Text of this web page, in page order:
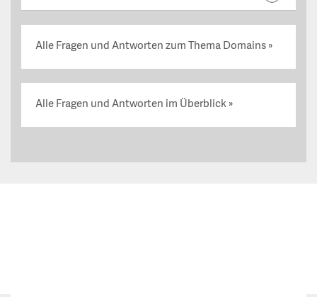
Alle Fragen und Antworten zum Thema Domains
Alle Fragen und Antworten im Überblick